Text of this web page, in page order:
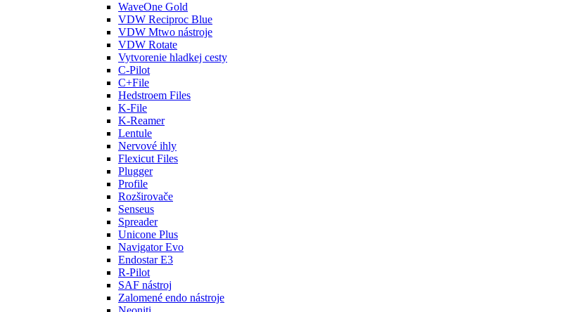
WaveOne Gold
VDW Reciproc Blue
VDW Mtwo nástroje
VDW Rotate
Vytvorenie hladkej cesty
C-Pilot
C+File
Hedstroem Files
K-File
K-Reamer
Lentule
Nervové ihly
Flexicut Files
Plugger
Profile
Rozširovače
Senseus
Spreader
Unicone Plus
Navigator Evo
Endostar E3
R-Pilot
SAF nástroj
Zalomené endo nástroje